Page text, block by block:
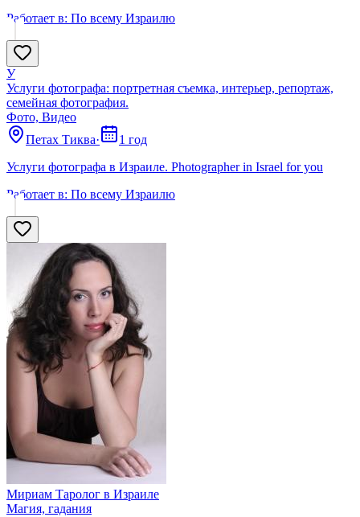
Работает в: По всему Израилю
У
Услуги фотографа: портретная съемка, интерьер, репортаж,
семейная фотография.
Фото, Видео
Петах Тиква·
1 год
Услуги фотографа в Израиле. Photographer in Israel for you
Работает в: По всему Израилю
Мириам Таролог в Израиле
Магия, гадания